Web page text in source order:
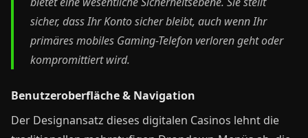
sicher, dass Ihr Konto sicher bleibt, auch wenn Ihr
primäres mobiles Gaming-Telefon verloren geht oder
kompromittiert wird.
Benutzeroberfläche & Navigation
Der Designansatz dieses digitalen Casinos lehnt die